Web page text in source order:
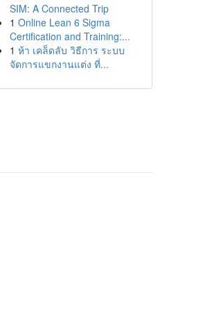
SIM: A Connected Trip
1 Online Lean 6 Sigma
Certification and Training:...
1 ห้า เคล็ดลับ วิธีการ ระบบ
จัดการแขกงานแต่ง ที่...